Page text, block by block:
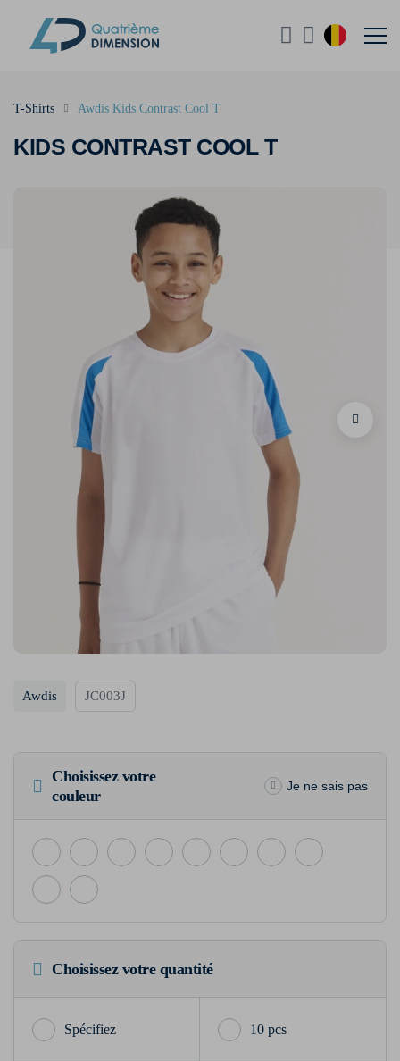
KIDS CONTRAST COOL T
T-Shirts Awdis Kids Contrast Cool T
Awdis JC003J
Choisissez votre
couleur
Je ne sais pas
Choisissez votre quantité
10 pcs